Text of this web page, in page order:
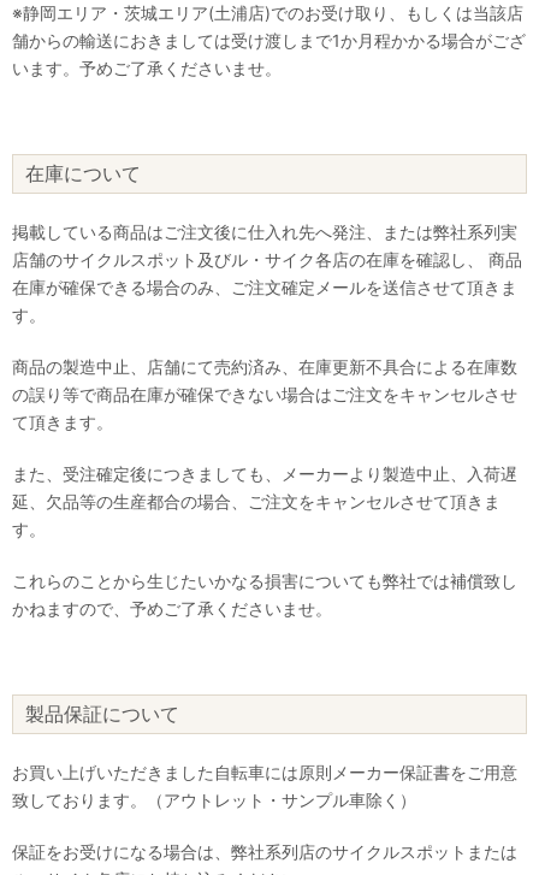
※静岡エリア・茨城エリア(土浦店)でのお受け取り、もしくは当該店
舗からの輸送におきましては受け渡しまで1か月程かかる場合がござ
います。予めご了承くださいませ。
在庫について
掲載している商品はご注文後に仕入れ先へ発注、または弊社系列実
店舗のサイクルスポット及びル・サイク各店の在庫を確認し、 商品
在庫が確保できる場合のみ、ご注文確定メールを送信させて頂きま
す。
商品の製造中止、店舗にて売約済み、在庫更新不具合による在庫数
の誤り等で商品在庫が確保できない場合はご注文をキャンセルさせ
て頂きます。
また、受注確定後につきましても、メーカーより製造中止、入荷遅
延、欠品等の生産都合の場合、ご注文をキャンセルさせて頂きま
す。
これらのことから生じたいかなる損害についても弊社では補償致し
かねますので、予めご了承くださいませ。
製品保証について
お買い上げいただきました自転車には原則メーカー保証書をご用意
致しております。（アウトレット・サンプル車除く）
保証をお受けになる場合は、弊社系列店のサイクルスポットまたは